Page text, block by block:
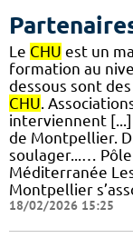
Le CHU est un
formation au
dessous sont
CHU .
interviennent [...]
de Montpellier.
soulager...… Pôle
Méditerranée
Montpellier
18/02/2026 15:25